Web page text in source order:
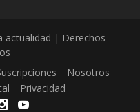
actualidad | Derechos
Nosotros
Privacidad